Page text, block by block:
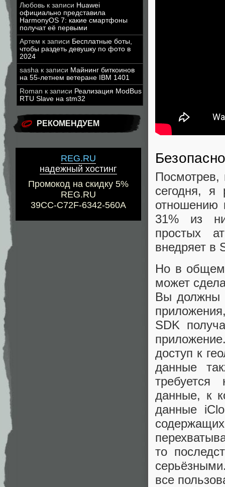
Любовь к записи Huawei
официально представила
HarmonyOS 7: какие смартфоны
получат её первыми
Артем к записи Бесплатные боты,
чтобы раздеть девушку по фото в
2024
sasha к записи Майнинг биткоинов
на 55-летнем ветеране IBM 1401
Roman к записи Реализация ModBus
RTU Slave на stm32
РЕКОМЕНДУЕМ
REG.RU
надежный хостинг
Промокод на скидку 5%
REG.RU
39CC-C72F-6342-560A
Посмотрев,
сегодня, я
отношению
31% из
простых
внедряет в
Но в
может
Вы должны
SDK
доступ к
данные
требуется
данные, к
данные
то
все